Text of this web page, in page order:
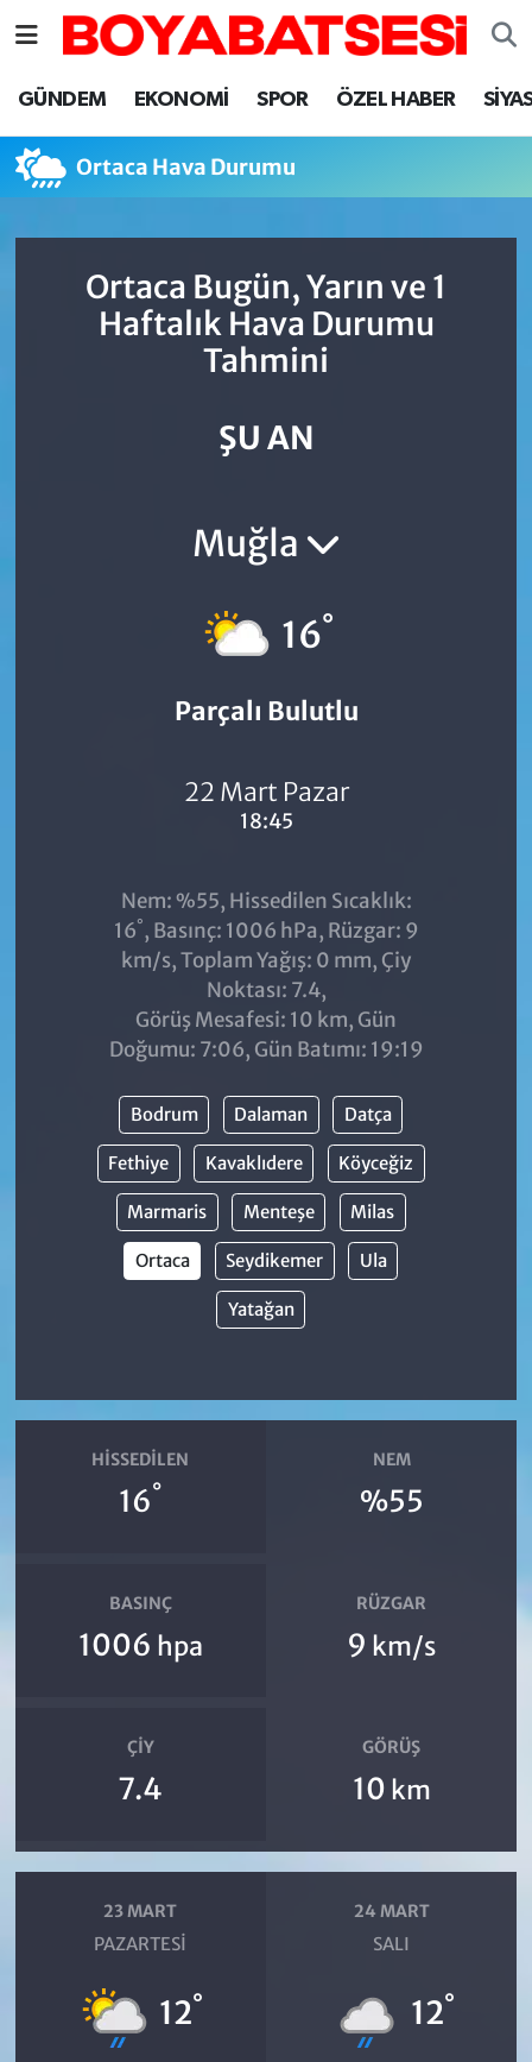
GÜNDEM EKONOMİ SPOR ÖZEL HABER
Ortaca Hava Durumu
Ortaca Bugün, Yarın ve 1
Haftalık Hava Durumu
Tahmini
ŞU AN
Muğla
16°
Parçalı Bulutlu
22 Mart Pazar
18:45
Nem: %55, Hissedilen Sıcaklık:
16°, Basınç: 1006 hPa, Rüzgar: 9
km/s, Toplam Yağış: 0 mm, Çiy
Noktası: 7.4,
Görüş Mesafesi: 10 km, Gün
Doğumu: 7:06, Gün Batımı: 19:19
Bodrum Dalaman Datça
Fethiye Kavaklıdere Köyceğiz
Marmaris Menteşe Milas
Ortaca Seydikemer Ula
Yatağan
HISSEDILEN
16°
NEM
%55
BASINÇ
1006 hpa
RÜZGAR
9 km/s
ÇIY
7.4
GÖRÜŞ
10 km
23 MART
PAZARTESI
12°
24 MART
SALI
12°
Sinop Nöbetçi Eczaneler
Sinop Trafik Yoğunluk Haritası
Süper Lig Puan Durumu ve Fikstür
Son Dakika Haberleri